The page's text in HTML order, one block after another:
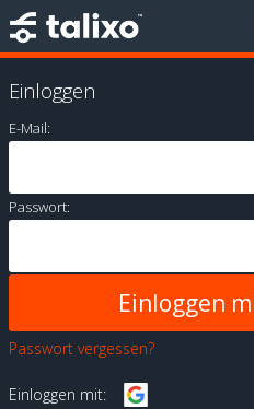
Einloggen
E-Mail:
Passwort:
Passwort vergessen?
Einloggen mit: